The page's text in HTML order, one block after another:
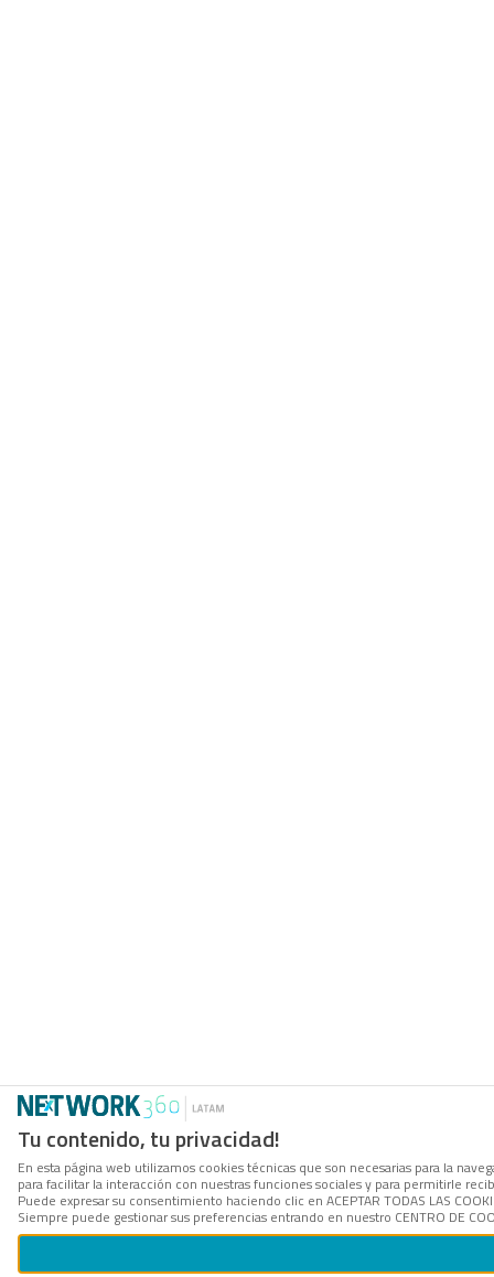
Tu contenido, tu privacidad!
En esta página web utilizamos cookies técnicas que son necesarias para la
para facilitar la interacción con nuestras funciones sociales y para permitirle
Puede expresar su consentimiento haciendo clic en ACEPTAR TODAS LAS
Siempre puede gestionar sus preferencias entrando en nuestro CENTRO DE